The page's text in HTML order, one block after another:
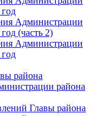
Администрации
(часть 2)
Администрации
района
района
Главы района